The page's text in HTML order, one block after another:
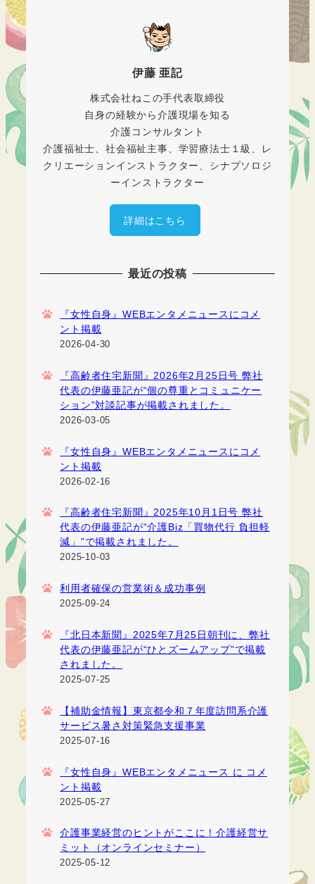
伊藤 亜記
株式会社ねこの手代表取締役
自身の経験から介護現場を知る
介護コンサルタント
介護福祉士、社会福祉主事、学習療法士１級、レ
クリエーションインストラクター、シナプソロジ
ーインストラクター
詳細はこちら
最近の投稿
『女性自身』WEBエンタメニュースにコメ
ント掲載
2026-04-30
『高齢者住宅新聞』2026年2月25日号 弊社
代表の伊藤亜記が“個の尊重とコミュニケー
ション”対談記事が掲載されました。
2026-03-05
『女性自身』WEBエンタメニュースにコメ
ント掲載
2026-02-16
『高齢者住宅新聞』2025年10月1日号 弊社
代表の伊藤亜記が“介護Biz「買物代行 負担軽
減」”で掲載されました。
2025-10-03
利用者確保の営業術＆成功事例
2025-09-24
『北日本新聞』2025年7月25日朝刊に、弊社
代表の伊藤亜記が“ひとズームアップ”で掲載
されました。
2025-07-25
【補助金情報】東京都令和７年度訪問系介護
サービス暑さ対策緊急支援事業
2025-07-16
『女性自身』WEBエンタメニュース に コメ
ント掲載
2025-05-27
介護事業経営のヒントがここに！介護経営サ
ミット（オンラインセミナー）
2025-05-12